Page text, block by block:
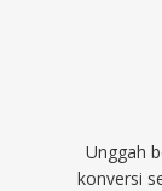
Unggah
konversi